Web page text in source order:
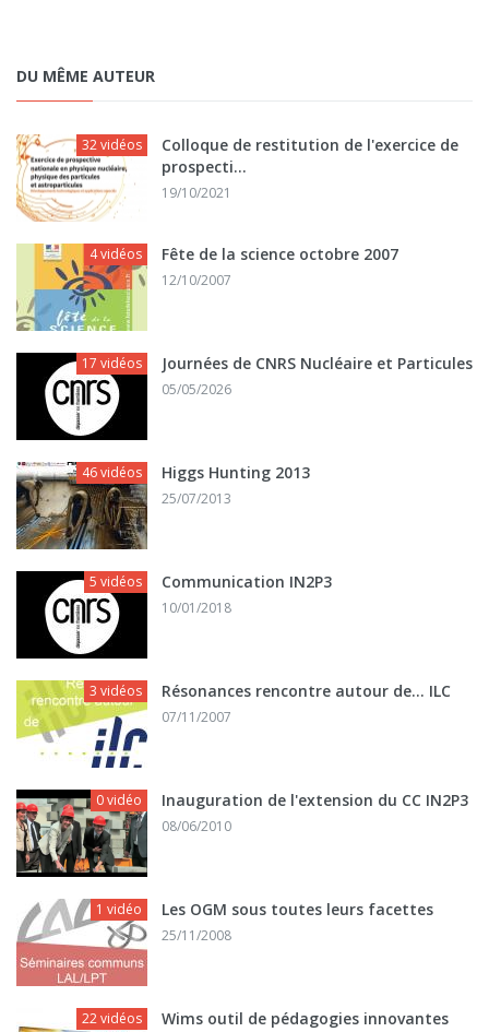
DU MÊME AUTEUR
32 vidéos
Colloque de restitution de l'exercice de
prospecti...
19/10/2021
4 vidéos Fête de la science octobre 2007
12/10/2007
17 vidéos Journées de CNRS Nucléaire et Particules
05/05/2026
46 vidéos Higgs Hunting 2013
25/07/2013
5 vidéos Communication IN2P3
10/01/2018
3 vidéos Résonances rencontre autour de... ILC
07/11/2007
0 vidéo Inauguration de l'extension du CC IN2P3
08/06/2010
1 vidéo Les OGM sous toutes leurs facettes
25/11/2008
22 vidéos Wims outil de pédagogies innovantes